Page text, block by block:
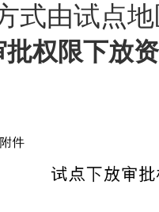
式由试点
权限下放资